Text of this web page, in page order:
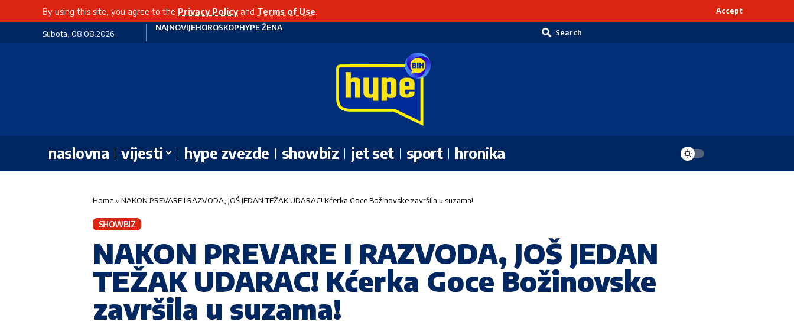
By using this site, you agree to the Privacy Policyand Terms of Use. Accept
Subota, 08.08.2026
NAJNOVIJEHOROSKOPHYPE ŽENA
Search
naslovna vijesti hype zvezde showbiz jet set sport hronika
Home» NAKON PREVARE I RAZVODA, JOŠ JEDAN TEŽAK UDARAC! Kćerka Goce Božinovske završila u suzama!
SHOWBIZ
NAKON PREVARE I RAZVODA, JOŠ JEDAN
TEŽAK UDARAC! Kćerka Goce Božinovske
završila u suzama!